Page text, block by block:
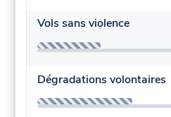
Vols sans violence
Dégradations volontaires